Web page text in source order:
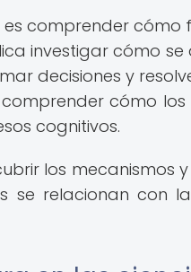
es comprender
investigar cómo
decisiones y
cómo
cognitivos.
los mecanismos
se relacionan con